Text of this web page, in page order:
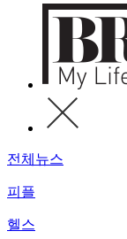
전체뉴스
피플
헬스